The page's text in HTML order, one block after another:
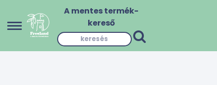
A mentes termék-
kereső